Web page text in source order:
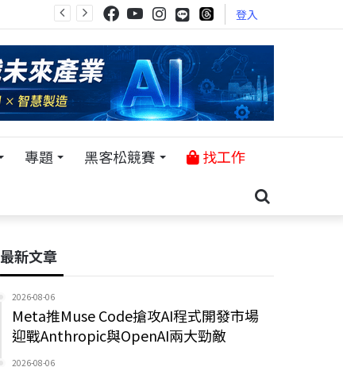
登入
專題 黑客松競賽 找工作
最新文章
2026-08-06
Meta推Muse Code搶攻AI程式開發市場
迎戰Anthropic與OpenAI兩大勁敵
2026-08-06